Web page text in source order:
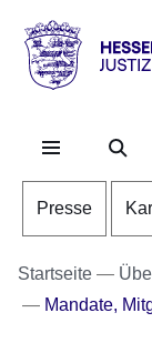
Hessen
Justiz
Presse
Startseite
Mandate,